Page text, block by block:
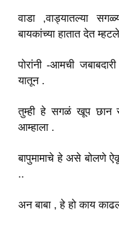
वाडा ,वाड्यातल्या
बायकांच्या हातात देत
पोरांनी -आमची
यातून .
तुम्ही हे सगळं खूप छान
आम्हाला .
बापुमामाचे हे असे बोलणे
..
अन बाबा , हे हो काय